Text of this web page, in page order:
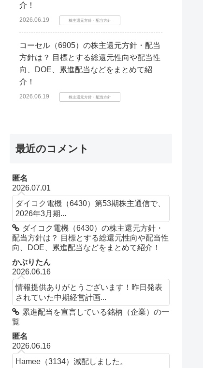
介！
2026.06.19 株主還元方針・配当方針
コーセル（6905）の株主還元方針・配当
方針は？ 目標とする総還元性向や配当性
向、DOE、累進配当などをまとめて紹
介！
2026.06.19 株主還元方針・配当方針
最近のコメント
匿名
2026.07.01
ダイコク電機（6430）第53期株主通信で、
2026年3月期...
ダイコク電機（6430）の株主還元方針・
配当方針は？ 目標とする総還元性向や配当性
向、DOE、累進配当などをまとめて紹介！
かぶりたん
2026.06.16
情報提供ありがとうございます！昨日発表
されていた中期経営計画...
累進配当を宣言している銘柄（企業）の一
覧
匿名
2026.06.16
Hamee（3134）減配しました。